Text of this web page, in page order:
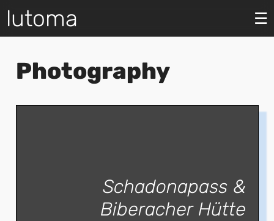
lutoma ☰
Photography
Schadonapass &
Biberacher Hütte